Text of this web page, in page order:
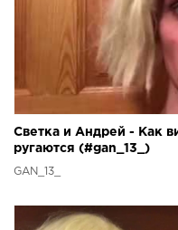
Светка и Андрей - Как
ругаются (#gan_13_)
GAN_13_